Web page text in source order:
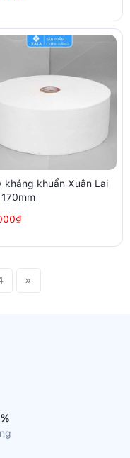
kháng khuẩn Xuân Lai
»